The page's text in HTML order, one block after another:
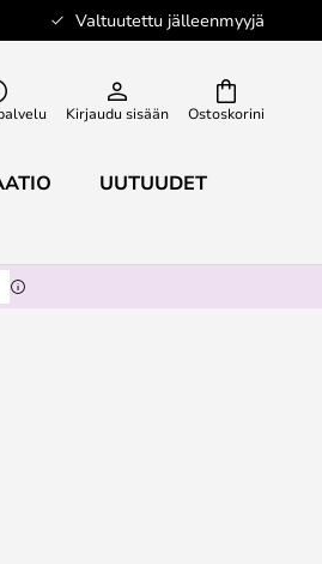
Valtuutettu jälleenmyyjä
Ostoskorini
Kirjaudu sisään
UUTUUDET